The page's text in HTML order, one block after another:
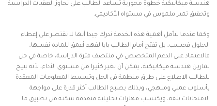
هندسة ميكانيكية خطوة محورية تساعد الطالب على تجاوز العقبات الدراسية
وتحقيق تميز ملموس في مستواه الأكاديمي.
وكما عندما نتأمل أهمية هذه الخدمة ندرك جيدا أنها لا تقتصر على إعطاء
الحلول فحسب، بل تفتح أمام الطالب بابا لفهم أعمق للمادة نفسها،
فالاعتماد على الدعم المتخصص في منتصف فترة الدراسة، خاصة في حل
تمارين هندسة ميكانيكية، يمكن أن يغير كثيرا من مستوى الأداء، لأنه يتيح
للطالب الاطلاع على طرق منظمة في الحل وتبسيط المعلومات المعقدة
بأسلوب عملي ومنهجي، وبذلك يصبح الطالب أكثر قدرة على مواجهة
الامتحانات بثقة، ويكتسب مهارات تحليلية متقدمة تمكنه من تطبيق ما